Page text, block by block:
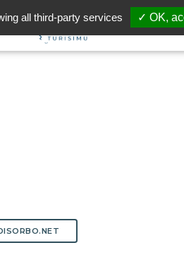
all third-party services ✓ OK,